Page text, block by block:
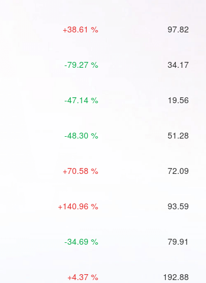
+38.61 % 97.82
-79.27 % 34.17
-47.14 % 19.56
-48.30 % 51.28
+70.58 % 72.09
+140.96 % 93.59
-34.69 % 79.91
+4.37 % 192.88